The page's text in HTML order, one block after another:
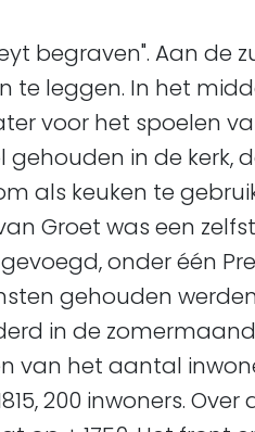
leyt begraven". Aan
te leggen. In het
voor het spoelen
gehouden in de kerk,
als keuken te
Groet was een
onder één
gehouden
in de
van het aantal
200 inwoners.